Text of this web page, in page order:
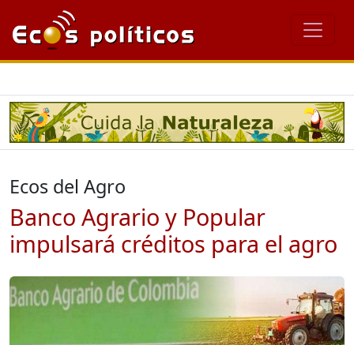
Ecos del Agro
Banco Agrario y Popular
impulsará créditos para el agro